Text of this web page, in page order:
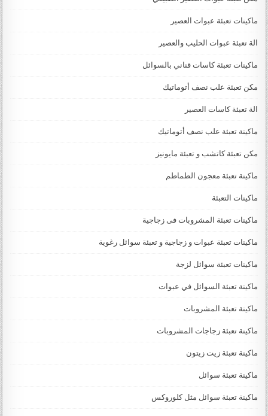
ماكينات تعبئة عبوات العصير
الة تعبئة عبوات الحليب والعصير
ماكينات تعبئة كاسات قناني بالسوائل
مكن تعبئة علب نصف أتوماتيك
الة تعبئة كاسات العصير
ماكينة تعبئة علب نصف أتوماتيك
مكن تعبئة كاتشب و تعبئة مايونيز
ماكينة تعبئة معجون الطماطم
ماكينات التعبئة
ماكينات تعبئة المشروبات فى زجاجية
ماكينات تعبئة عبوات و زجاجية و تعبئة سوائل رغوية
ماكينات تعبئة سوائل لزجة
‏‏‏ماكينة تعبئة السوائل في عبوات
ماكينة تعبئة المشروبات
ماكينة تعبئة زجاجات المشروبات
ماكينة تعبئة زيت زيتون
ماكينة تعبئة سوائل
ماكينة تعبئة سوائل مثل كلوروكس